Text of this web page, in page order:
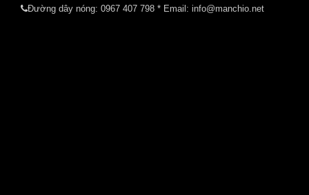
Đường dây nóng: 0967 407 798 * Email: info@manchio.net